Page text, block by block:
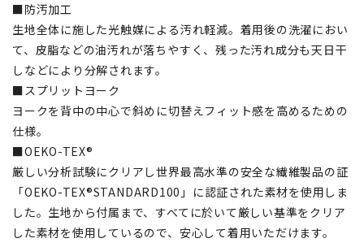
■防汚加工
生地全体に施した光触媒による汚れ軽減。着用後の洗濯におい
て、皮脂などの油汚れが落ちやすく、残った汚れ成分も天日干
しなどにより分解されます。
■スプリットヨーク
ヨークを背中の中心で斜めに切替えフィット感を高めるための
仕様。
■OEKO-TEX®
厳しい分析試験にクリアし世界最高水準の安全な繊維製品の証
「OEKO-TEX®STANDARD100」に認証された素材を使用しま
した。生地から付属まで、すべてに於いて厳しい基準をクリア
した素材を使用しているので、安心して着用いただけます。